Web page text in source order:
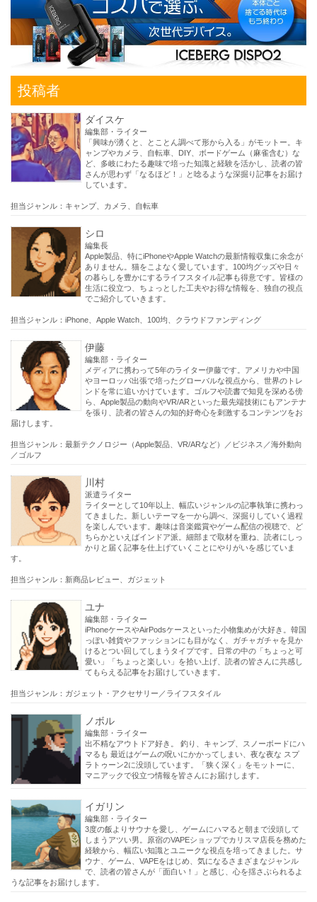
投稿者
ダイスケ
編集部・ライター
「興味が湧くと、とことん調べて形から入る」がモットー。キ
ャンプやカメラ、自転車、DIY、ボードゲーム（麻雀含む）な
ど、多岐にわたる趣味で培った知識と経験を活かし、読者の皆
さんが思わず「なるほど！」と唸るような深掘り記事をお届け
しています。
担当ジャンル：キャンプ、カメラ、自転車
シロ
編集長
Apple製品、特にiPhoneやApple Watchの最新情報収集に余念が
ありません。猫をこよなく愛しています。100均グッズや日々
の暮らしを豊かにするライフスタイル記事も得意です。皆様の
生活に役立つ、ちょっとした工夫やお得な情報を、独自の視点
でご紹介していきます。
担当ジャンル：iPhone、Apple Watch、100均、クラウドファンディング
伊藤
編集部・ライター
メディアに携わって5年のライター伊藤です。アメリカや中国
やヨーロッパ出張で培ったグローバルな視点から、世界のトレ
ンドを常に追いかけています。ゴルフや読書で知見を深める傍
ら、Apple製品の動向やVR/ARといった最先端技術にもアンテナ
を張り、読者の皆さんの知的好奇心を刺激するコンテンツをお
届けします。
担当ジャンル：最新テクノロジー（Apple製品、VR/ARなど）／ビジネス／海外動向
／ゴルフ
川村
派遣ライター
ライターとして10年以上、幅広いジャンルの記事執筆に携わっ
てきました。新しいテーマを一から調べ、深掘りしていく過程
を楽しんでいます。趣味は音楽鑑賞やゲーム配信の視聴で、ど
ちらかといえばインドア派。細部まで取材を重ね、読者にしっ
かりと届く記事を仕上げていくことにやりがいを感じていま
す。
担当ジャンル：新商品レビュー、ガジェット
ユナ
編集部・ライター
iPhoneケースやAirPodsケースといった小物集めが大好き。韓国
っぽい雑貨やファッションにも目がなく、ガチャガチャを見か
けるとつい回してしまうタイプです。日常の中の「ちょっと可
愛い」「ちょっと楽しい」を拾い上げ、読者の皆さんに共感し
てもらえる記事をお届けしていきます。
担当ジャンル：ガジェット・アクセサリー／ライフスタイル
ノボル
編集部・ライター
出不精なアウトドア好き。 釣り、キャンプ、スノーボードにハ
マるも 最近はゲームの呪いにかかってしまい、夜な夜な スプ
ラトゥーン2に没頭しています。「狭く深く」をモットーに、
マニアックで役立つ情報を皆さんにお届けします。
イガリン
編集部・ライター
3度の飯よりサウナを愛し、ゲームにハマると朝まで没頭して
しまうアツい男。原宿のVAPEショップでカリスマ店長を務めた
経験から、幅広い知識とユニークな視点を培ってきました。サ
ウナ、ゲーム、VAPEをはじめ、気になるさまざまなジャンル
で、読者の皆さんが「面白い！」と感じ、心を揺さぶられるよ
うな記事をお届けします。